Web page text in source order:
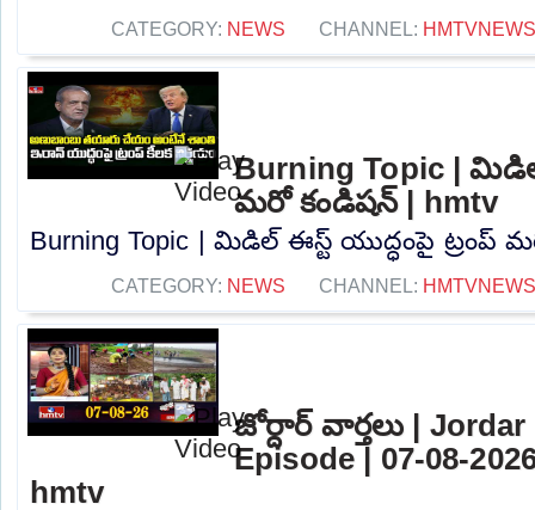
CATEGORY: NEWS CHANNEL: HMTVNEWS
Burning Topic |
మరో కండిషన్ | hmtv
Burning Topic | మిడిల్ ఈస్ట్ యుద్ధంపై ట్రంప్
CATEGORY: NEWS CHANNEL: HMTVNEWS
జోర్దార్ వార్తలు |
Episode | 07-08-
hmtv